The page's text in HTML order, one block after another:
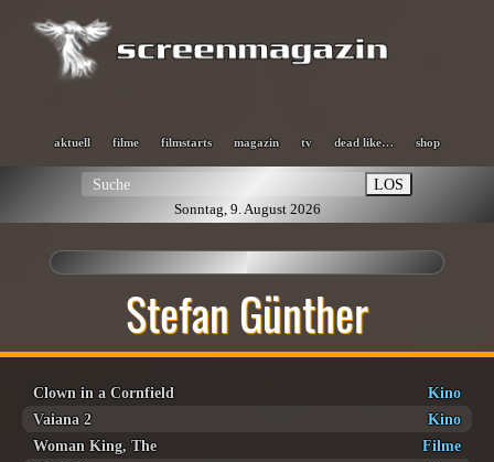
aktuell filme filmstarts magazin tv dead like… shop
LOS
Sonntag, 9. August 2026
Stefan Günther
Clown in a Cornfield
Kino
Vaiana 2
Kino
Woman King, The
Filme